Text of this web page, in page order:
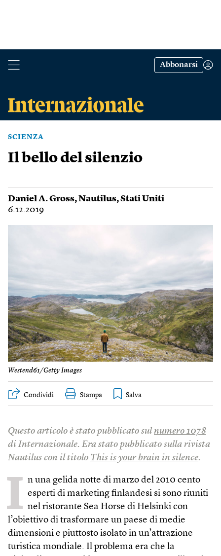
Abbonarsi
SCIENZA
Il bello del silenzio
Daniel A. Gross,Nautilus,Stati Uniti
6.12.2019
Westend61/Getty Images
Condividi Stampa
Questo articolo è stato pubblicato sul numero 1078
di Internazionale. Era stato pubblicato sulla rivista
Nautilus con il titolo This is your brain in silence.
I n una gelida notte di marzo del 2010 cento
esperti di marketing finlandesi si sono riuniti
nel ristorante Sea Horse di Helsinki con
l’obiettivo di trasformare un paes­e di medie
dimensioni e piuttosto isolato in un’attrazione
turistica mondiale. Il problema era che la